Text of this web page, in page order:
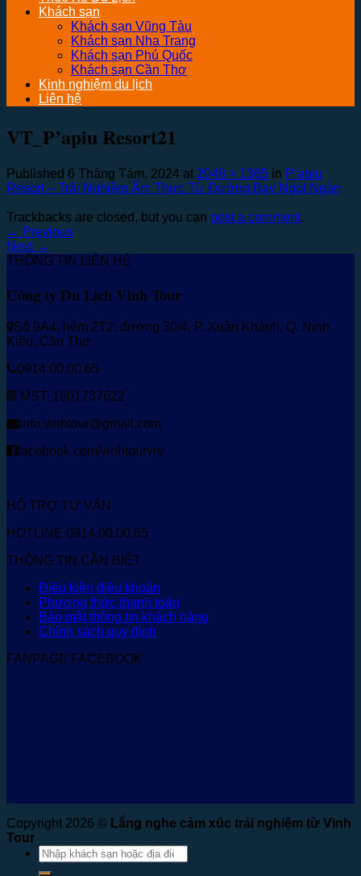
Khách sạn
Khách sạn Vũng Tàu
Khách sạn Nha Trang
Khách sạn Phú Quốc
Khách sạn Cần Thơ
Kinh nghiệm du lịch
Liên hệ
VT_P’apiu Resort21
Published 6 Tháng Tám, 2024 at 2048 × 1365 in P’apiu
Resort – Trải Nghiệm Ẩm Thực Từ Đường Bay Ngút Ngàn
Trackbacks are closed, but you can post a comment.
← Previous
Next →
THÔNG TIN LIÊN HỆ
Công ty Du Lịch Vinh Tour
Số 9A4, hẻm 2T2, đường 30/4, P. Xuân Khánh, Q. Ninh
Kiều, Cần Thơ
0914.00.00.65
MST: 1801737622
info.vinhtour@gmail.com
facebook.com/vinhtourvn/
HỖ TRỢ TƯ VẤN
HOTLINE 0914.00.00.65
THÔNG TIN CẦN BIẾT
Điều kiện điều khoản
Phương thức thanh toán
Bảo mật thông tin khách hàng
Chính sách quy định
FANPAGE FACEBOOK
Copyright 2026 © Lắng nghe cảm xúc trải nghiệm từ Vinh
Tour
Tìm
kiếm: